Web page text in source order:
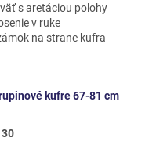
s aretáciou polohy
v ruke
na strane kufra
kufre 67-81 cm
30